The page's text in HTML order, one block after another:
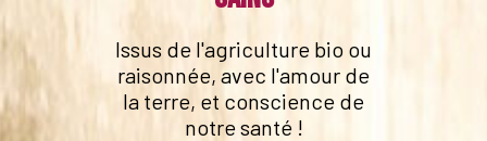
Issus de l'agriculture bio ou
raisonnée, avec l'amour de
la terre, et conscience de
notre santé !